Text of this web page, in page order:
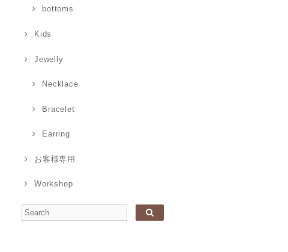
bottoms
Kids
Jewelly
Necklace
Bracelet
Earring
お客様専用
Workshop